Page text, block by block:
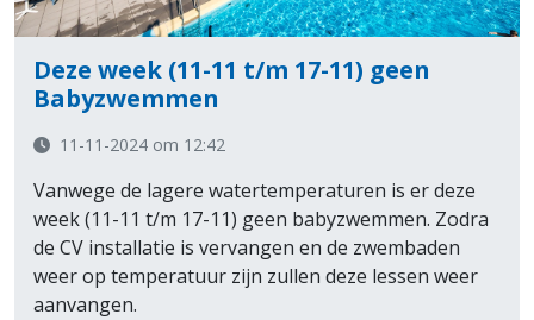
Deze week (11-11 t/m 17-11) geen
Babyzwemmen
11-11-2024 om 12:42
Vanwege de lagere watertemperaturen is er deze
week (11-11 t/m 17-11) geen babyzwemmen. Zodra
de CV installatie is vervangen en de zwembaden
weer op temperatuur zijn zullen deze lessen weer
aanvangen.